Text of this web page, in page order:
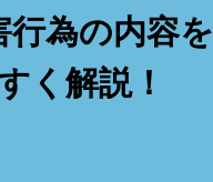
行為の内容を
く解説！